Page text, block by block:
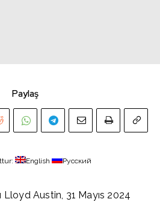
Paylaş
English Русский
Lloyd Austin, 31 Mayıs 2024